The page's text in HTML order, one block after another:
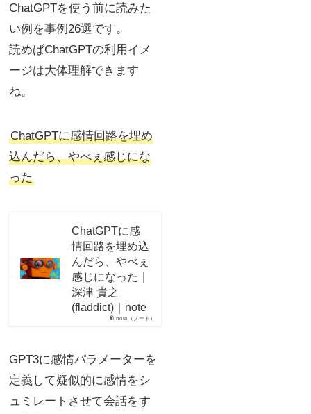
ChatGPTを使う前に読みた
い例を事例26選です。
読めばChatGPTの利用イメ
ージは大体理解できます
ね。
ChatGPTに感情回路を埋め
込んだら、やべぇ感じにな
った
note（ノート）
ChatGPTに感
情回路を埋め込
んだら、やべぇ
感じになった｜
深津 貴之
(fladdict)｜note
GPT3に感情パラメーターを
定義して疑似的に感情をシ
ュミレートさせて会話をす